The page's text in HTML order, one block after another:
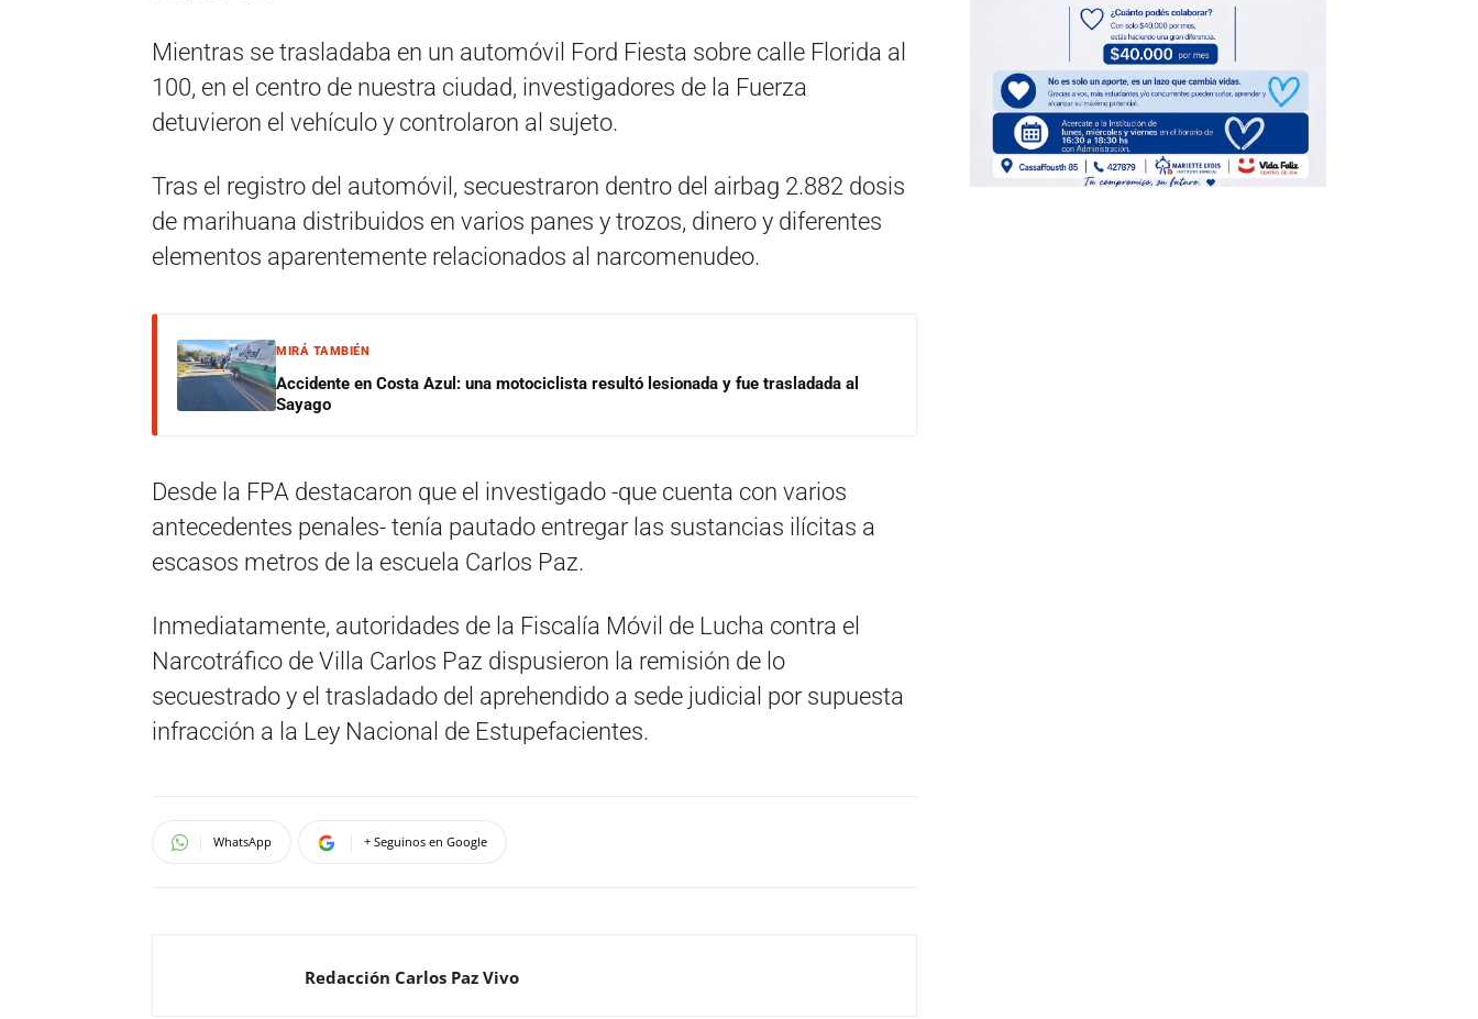
Mientras se trasladaba en un automóvil Ford Fiesta sobre calle Florida al
100, en el centro de nuestra ciudad, investigadores de la Fuerza
detuvieron el vehículo y controlaron al sujeto.
Tras el registro del automóvil, secuestraron dentro del airbag 2.882 dosis
de marihuana distribuidos en varios panes y trozos, dinero y diferentes
elementos aparentemente relacionados al narcomenudeo.
MIRÁ TAMBIÉN
Accidente en Costa Azul: una motociclista resultó lesionada y fue trasladada al
Sayago
Desde la FPA destacaron que el investigado -que cuenta con varios
antecedentes penales- tenía pautado entregar las sustancias ilícitas a
escasos metros de la escuela Carlos Paz.
Inmediatamente, autoridades de la Fiscalía Móvil de Lucha contra el
Narcotráfico de Villa Carlos Paz dispusieron la remisión de lo
secuestrado y el trasladado del aprehendido a sede judicial por supuesta
infracción a la Ley Nacional de Estupefacientes.
WhatsApp + Seguinos en Google
Redacción Carlos Paz Vivo